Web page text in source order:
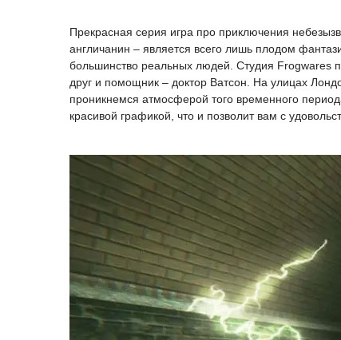
Прекрасная серия игра про приключения
англичанин – является всего лишь плодом
большинство реальных людей. Студия Frogwares
друг и помощник – доктор Ватсон. На улицах
проникнемся атмосферой того временного
красивой графикой, что и позволит вам с